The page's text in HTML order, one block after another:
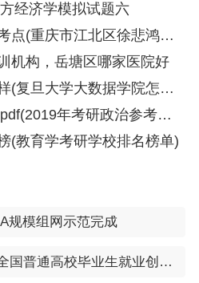
经济学模拟试题六
悲鸿中学和重庆市渝北区实验中学哪个好)
机构，岳塘区哪家医院好
旦大学大数据学院怎么样)
考研政治参考及答案解析(完整版))
(教育学考研学校排名榜单)
规模组网示范完成
教育部关于做好2024届全国普通高校毕业生就业创业工作的通知（​教就业〔2023〕4号）